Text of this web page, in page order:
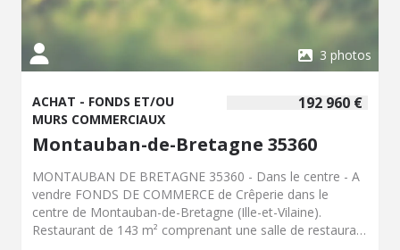
3 photos
192 960 €
ACHAT - FONDS ET/OU
MURS COMMERCIAUX
Montauban-de-Bretagne 35360
MONTAUBAN DE BRETAGNE 35360 - Dans le centre - A
vendre FONDS DE COMMERCE de Crêperie dans le
centre de Montauban-de-Bretagne (Ille-et-Vilaine).
Restaurant de 143 m² comprenant une salle de restaurant